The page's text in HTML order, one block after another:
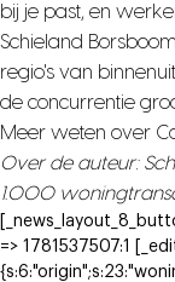
bij je past, en
Schieland
regio's van
de concurrentie
Meer weten over
Over de auteur:
1.000
=> 1781537507:1